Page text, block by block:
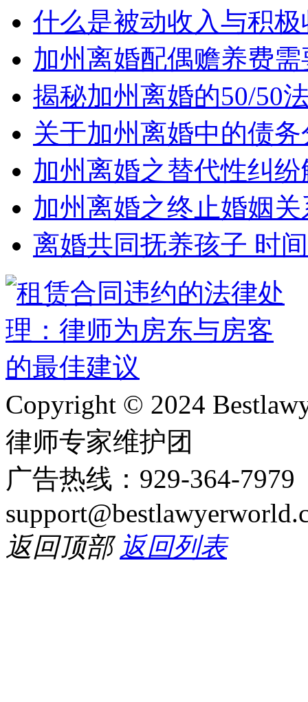
什么是被动收入与积
加州离婚配偶赡养费
揭秘加州离婚的50/50
关于加州离婚中的债
加州离婚之替代性纠
加州离婚之终止婚姻关
离婚共同抚养孩子 时
Copyright © 2024
律师专家维护团
广告热线：929-364-
返回顶部 返回列表